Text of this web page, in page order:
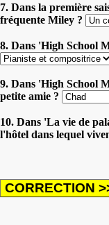
7. Dans la première
fréquente Miley ?
8. Dans 'High School
9. Dans 'High School
petite amie ?
10. Dans 'La vie de
l'hôtel dans lequel